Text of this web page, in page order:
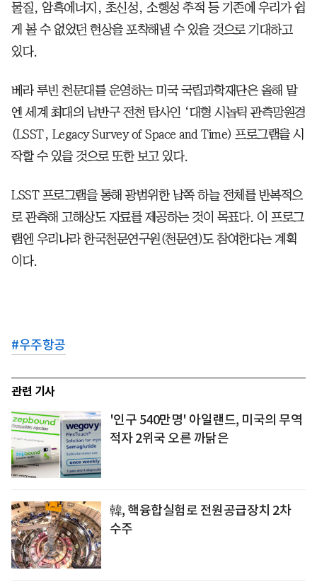
물질, 암흑에너지, 초신성, 소행성 추적 등 기존에 우리가 쉽
게 볼 수 없었던 현상을 포착해낼 수 있을 것으로 기대하고
있다.
베라 루빈 천문대를 운영하는 미국 국립과학재단은 올해 말
엔 세계 최대의 남반구 전천 탐사인 ‘대형 시놉틱 관측망원경
(LSST, Legacy Survey of Space and Time) 프로그램을 시
작할 수 있을 것으로 또한 보고 있다.
LSST 프로그램을 통해 광범위한 남쪽 하늘 전체를 반복적으
로 관측해 고해상도 자료를 제공하는 것이 목표다. 이 프로그
램엔 우리나라 한국천문연구원(천문연)도 참여한다는 계획
이다.
#우주항공
관련 기사
'인구 540만명' 아일랜드, 미국의 무역
적자 2위국 오른 까닭은
韓, 핵융합실험로 전원공급장치 2차
수주